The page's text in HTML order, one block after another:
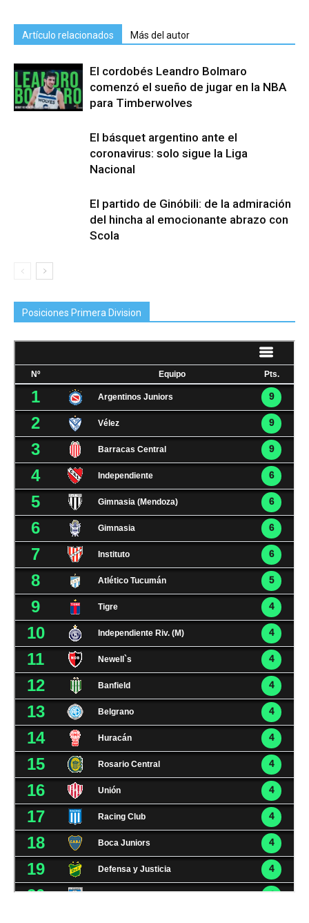
Artículo relacionados Más del autor
El cordobés Leandro Bolmaro
comenzó el sueño de jugar en la NBA
para Timberwolves
El básquet argentino ante el
coronavirus: solo sigue la Liga
Nacional
El partido de Ginóbili: de la admiración
del hincha al emocionante abrazo con
Scola
Posiciones Primera Division